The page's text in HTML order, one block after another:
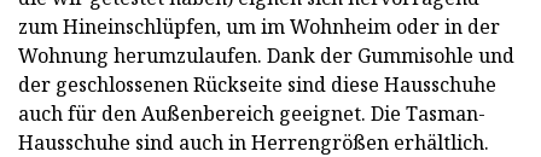
zum Hineinschlüpfen, um im Wohnheim oder in der
Wohnung herumzulaufen. Dank der Gummisohle und
der geschlossenen Rückseite sind diese Hausschuhe
auch für den Außenbereich geeignet. Die Tasman-
Hausschuhe sind auch in Herrengrößen erhältlich.